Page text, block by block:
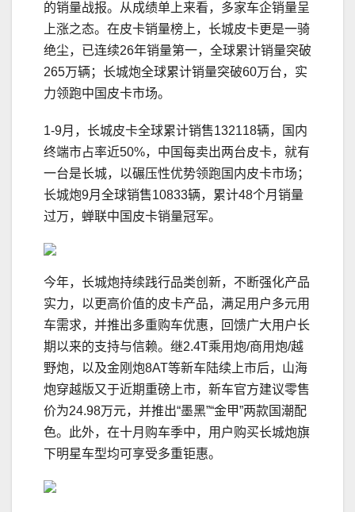
的销量战报。从成绩单上来看，多家车企销量呈
上涨之态。在皮卡销量榜上，长城皮卡更是一骑
绝尘，已连续26年销量第一，全球累计销量突破
265万辆；长城炮全球累计销量突破60万台，实
力领跑中国皮卡市场。
1-9月，长城皮卡全球累计销售132118辆，国内
终端市占率近50%，中国每卖出两台皮卡，就有
一台是长城，以碾压性优势领跑国内皮卡市场；
长城炮9月全球销售10833辆，累计48个月销量
过万，蝉联中国皮卡销量冠军。
今年，长城炮持续践行品类创新，不断强化产品
实力，以更高价值的皮卡产品，满足用户多元用
车需求，并推出多重购车优惠，回馈广大用户长
期以来的支持与信赖。继2.4T乘用炮/商用炮/越
野炮，以及金刚炮8AT等新车陆续上市后，山海
炮穿越版又于近期重磅上市，新车官方建议零售
价为24.98万元，并推出“墨黑”“金甲”两款国潮配
色。此外，在十月购车季中，用户购买长城炮旗
下明星车型均可享受多重钜惠。